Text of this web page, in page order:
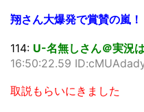
翔さん大爆発で賞賛の嵐！
114: U-名無しさん＠実況
16:50:22.59
取説もらいにきました